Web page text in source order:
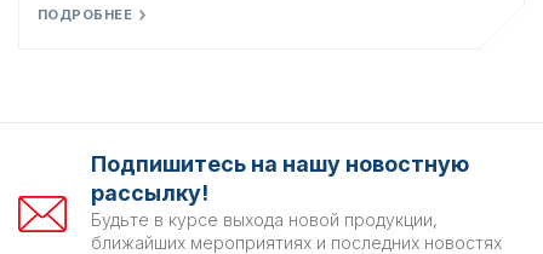
ПОДРОБНЕЕ
Подпишитесь на нашу новостную
рассылку!
Будьте в курсе выхода новой продукции,
ближайших мероприятиях и последних новостях